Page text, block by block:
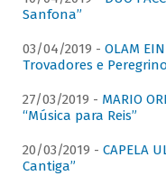
Sanfona”
03/04/2019 - OLAM
Trovadores e
27/03/2019 - MARIO
“Música para Reis”
20/03/2019 - CAPELA
Cantiga”